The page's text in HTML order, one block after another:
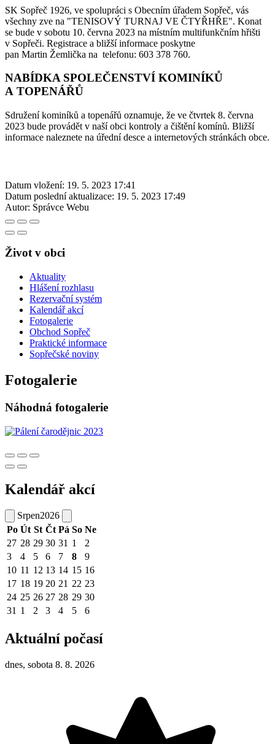
SK Sopřeč 1926, ve spolupráci s Obecním úřadem Sopřeč, vás
všechny zve na "TENISOVÝ TURNAJ VE ČTYŘHŘE". Konat
se bude v sobotu 10. června 2023 na místním multifunkčním hřišti
v Sopřeči. Registrace a bližší informace poskytne
pan Martin Žemlička na telefonu: 603 378 760.
NABÍDKA SPOLEČENSTVÍ KOMINÍKŮ
A TOPENÁŘŮ
Sdružení kominíků a topenářů oznamuje, že ve čtvrtek 8. června
2023 bude provádět v naší obci kontroly a čištění komínů. Bližší
informace naleznete na úřední desce a internetových stránkách obce.
Datum vložení: 19. 5. 2023 17:41
Datum poslední aktualizace: 19. 5. 2023 17:49
Autor: Správce Webu
Život v obci
Aktuality
Hlášení rozhlasu
Rezervační systém
Kalendář akcí
Fotogalerie
Obchod Sopřeč
Praktické informace
Sopřečské noviny
Fotogalerie
Náhodná fotogalerie
Kalendář akcí
Srpen2026
Po Út St Čt Pá So Ne
27 28 29 30 31 1
2
3
4 5 6 7 8
9
10 11 12 13 14 15 16
17 18 19 20 21 22 23
24 25 26 27 28 29 30
31 1 2 3 4 5 6
Aktuální počasí
dnes, sobota 8. 8. 2026